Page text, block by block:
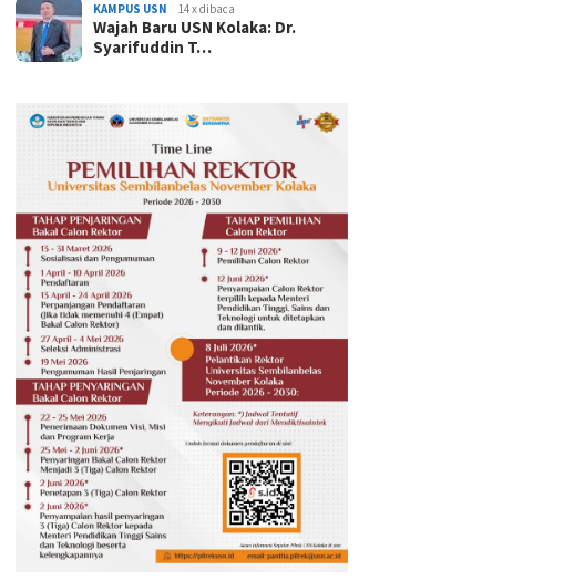
KAMPUS USN 14 x dibaca
Wajah Baru USN Kolaka: Dr.
Syarifuddin T…